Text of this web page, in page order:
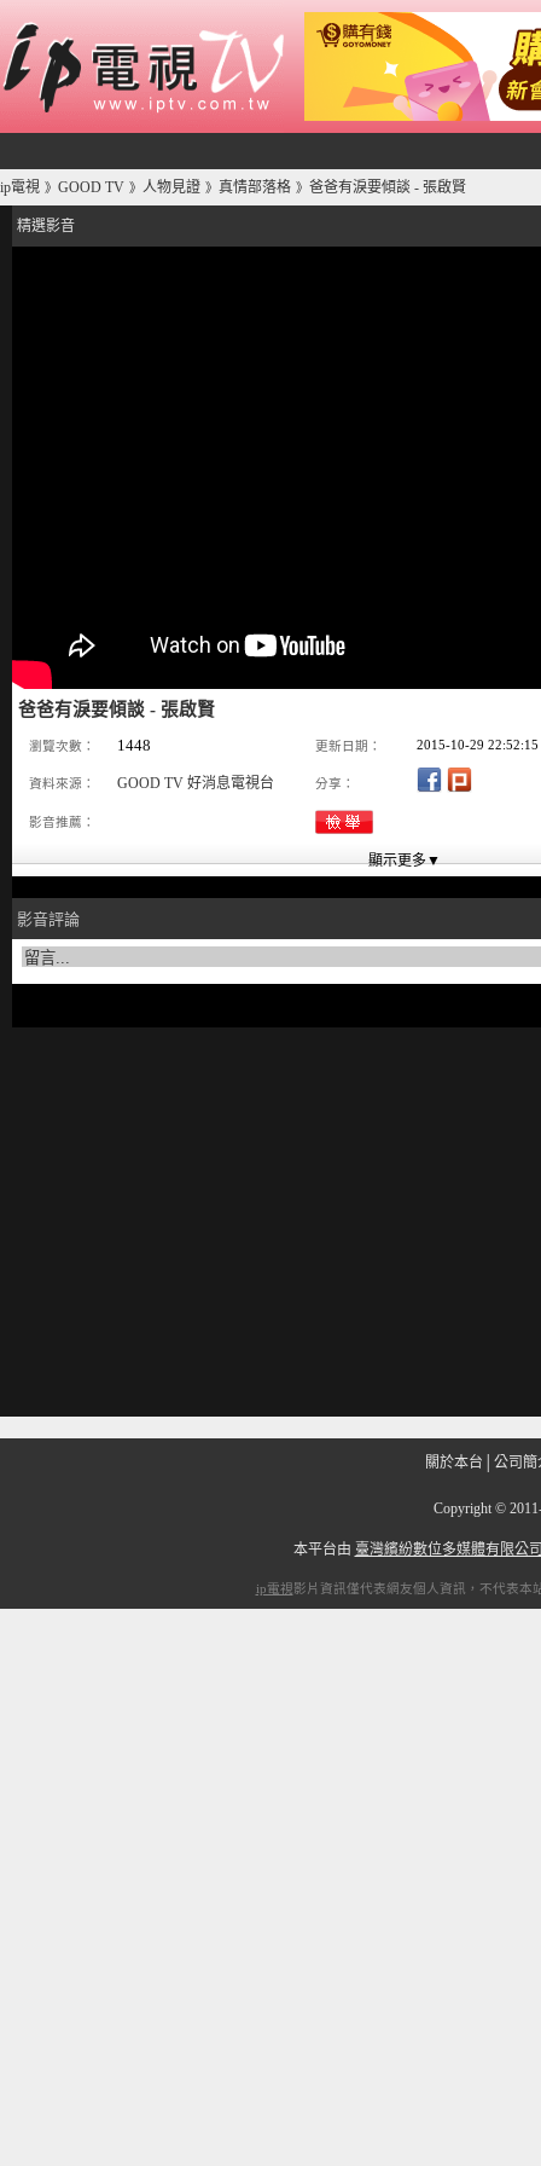
ip電視 》 GOOD TV 》 人物見證 》 真情部落格 》 爸爸有淚要傾談 - 張啟賢
精選影音
爸爸有淚要傾談 - 張啟賢
瀏覽次數： 1448 更新日期： 2015-10-29 22:52:15
資料來源： GOOD TV 好消息電視台 分享：
影音推薦：
影音評論
關於本台 公司簡
Copyright ©
本平台由 臺灣繽紛數位多媒體有限公
ip電視影片資訊僅代表網友個人資訊，不代表本